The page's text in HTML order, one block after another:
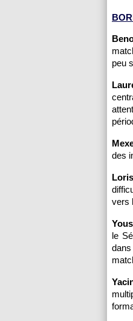
peu
des
vers
le
dans